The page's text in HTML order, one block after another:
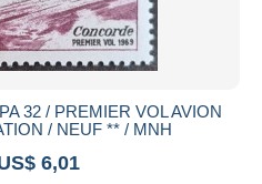
32 / PREMIER VOL AVION
/ NEUF ** / MNH
6,01